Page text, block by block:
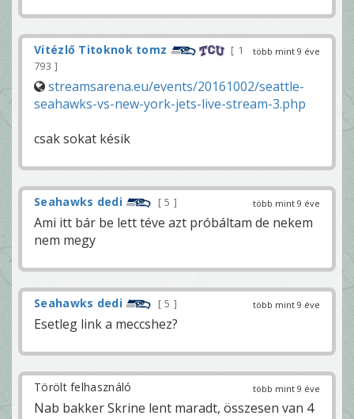
több mint 9 éve
Vitézlő Titoknok tomz
1
793
streamsarena.eu/events/20161002/seattle-
seahawks-vs-new-york-jets-live-stream-3.php
csak sokat késik
több mint 9 éve
Seahawks dedi 5
Ami itt bár be lett téve azt próbáltam de nekem
nem megy
több mint 9 éve
Seahawks dedi 5
Esetleg link a meccshez?
több mint 9 éve
Törölt felhasználó
Nab bakker Skrine lent maradt, összesen van 4